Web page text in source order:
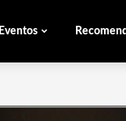
Eventos